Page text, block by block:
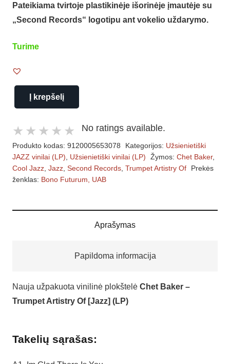
Pateikiama tvirtoje plastikinėje išorinėje įmautėje su
„Second Records“ logotipu ant vokelio uždarymo.
Turime
produkto
Chet
Baker
–
Trumpet
Į krepšelį
No ratings available.
Produkto kodas: 9120005653078 Kategorijos: Užsienietiški
JAZZ vinilai (LP)
Užsienietiški vinilai (LP) Žymos: Chet Baker,
Cool Jazz Jazz Second Records Trumpet Artistry Of
Prekės
ženklas: Bono Futurum, UAB
Aprašymas
Papildoma informacija
Nauja užpakuota vinilinė plokštelė Chet Baker –
Trumpet Artistry Of [Jazz] (LP)
Takelių sąrašas: